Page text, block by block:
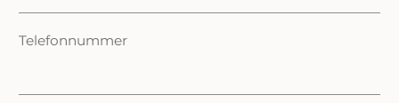
Telefonnummer